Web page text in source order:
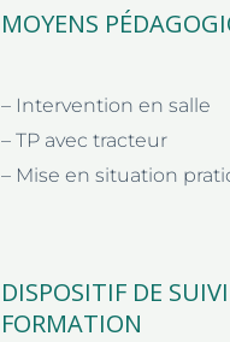
MOYENS
– Intervention en salle
– TP avec tracteur
– Mise en situation
DISPOSITIF DE
FORMATION